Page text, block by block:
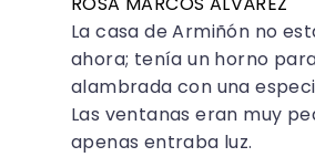
La casa de Armiñón no
ahora; tenía un horno
alambrada con una
Las ventanas eran muy
apenas entraba luz.